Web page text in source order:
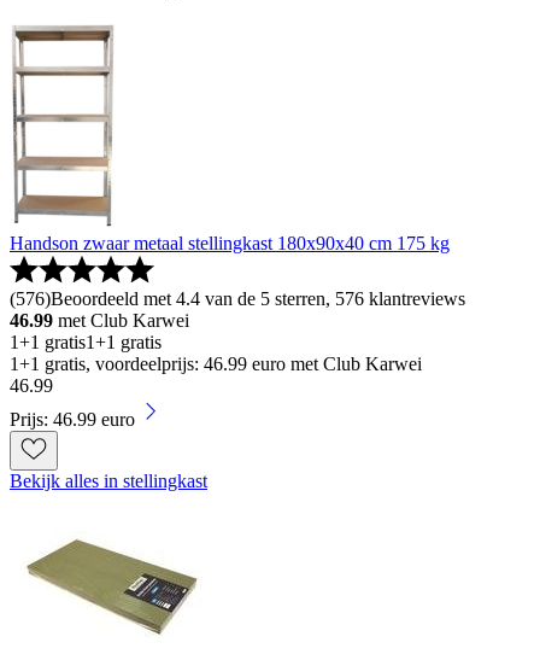
Handson zwaar metaal stellingkast 180x90x40 cm 175 kg
(576)Beoordeeld met 4.4 van de 5 sterren, 576 klantreviews
46.99 met Club Karwei
1+1 gratis1+1 gratis
1+1 gratis, voordeelprijs: 46.99 euro met Club Karwei
46.99
Prijs: 46.99 euro
Bekijk alles in stellingkast